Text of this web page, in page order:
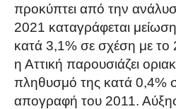
προκύπτει από την
2021 καταγράφεται
κατά 3,1% σε σχέση με το
η Αττική παρουσιάζει
πληθυσμό της κατά 0,4%
απογραφή του 2011.